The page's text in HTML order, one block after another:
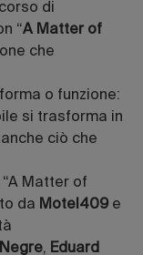
di
“A Matter of
che
o funzione:
si trasforma in
ciò che
Matter of
da Motel409 e
, Eduard